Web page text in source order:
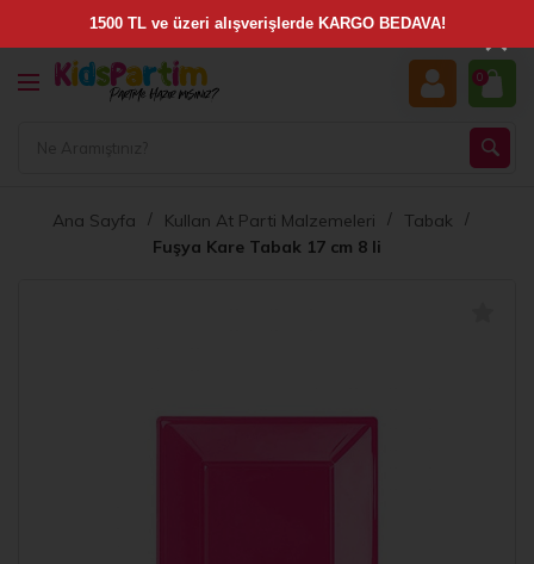
0
Ana Sayfa Kullan At Parti Malzemeleri
Tabak
Fuşya Kare Tabak 17 cm 8 li
×